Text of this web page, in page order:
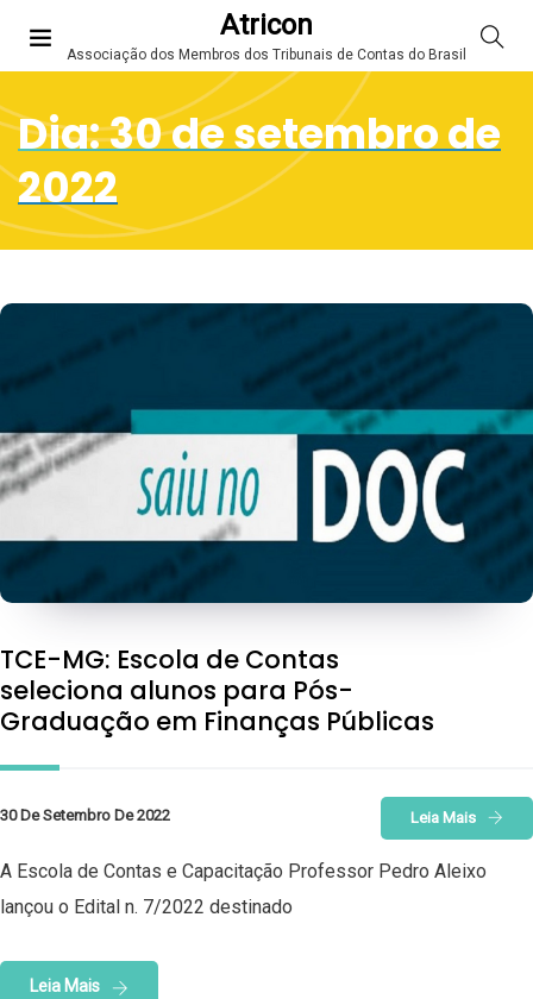
Atricon
Associação dos Membros dos Tribunais de Contas do Brasil
Dia:30 de setembro de
2022
TCE-MG: Escola de Contas
seleciona alunos para Pós-
Graduação em Finanças Públicas
30 De Setembro De 2022 Leia Mais
A Escola de Contas e Capacitação Professor Pedro Aleixo
lançou o Edital n. 7/2022 destinado
Leia Mais